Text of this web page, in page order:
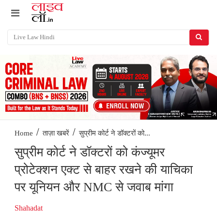
Home / ताज़ा खबरें / सुप्रीम कोर्ट ने डॉक्टरों को...
सुप्रीम कोर्ट ने डॉक्टरों को कंज्यूमर
प्रोटेक्शन एक्ट से बाहर रखने की याचिका
पर यूनियन और NMC से जवाब मांगा
Shahadat